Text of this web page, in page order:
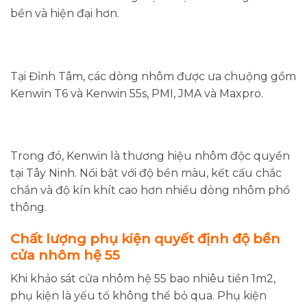
bền và hiện đại hơn.
Tại Đỉnh Tâm, các dòng nhôm được ưa chuộng gồm
Kenwin T6 và Kenwin 55s, PMI, JMA và Maxpro.
Trong đó, Kenwin là thương hiệu nhôm độc quyền
tại Tây Ninh. Nổi bật với độ bền màu, kết cấu chắc
chắn và độ kín khít cao hơn nhiều dòng nhôm phổ
thông.
Chất lượng phụ kiện quyết định độ bền
cửa nhôm hệ 55
Khi khảo sát cửa nhôm hệ 55 bao nhiêu tiền 1m2,
phụ kiện là yếu tố không thể bỏ qua. Phụ kiện